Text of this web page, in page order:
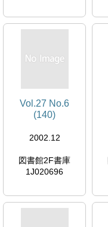
Vol.27 No.6
(140)
2002.12
図書館2F書庫
1J020696